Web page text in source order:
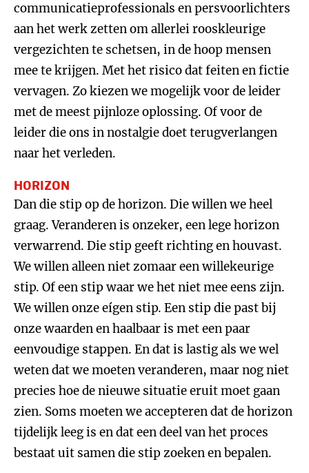
communicatieprofessionals en persvoorlichters
aan het werk zetten om allerlei rooskleurige
vergezichten te schetsen, in de hoop mensen
mee te krijgen. Met het risico dat feiten en fictie
vervagen. Zo kiezen we mogelijk voor de leider
met de meest pijnloze oplossing. Of voor de
leider die ons in nostalgie doet terugverlangen
naar het verleden.
HORIZON
Dan die stip op de horizon. Die willen we heel
graag. Veranderen is onzeker, een lege horizon
verwarrend. Die stip geeft richting en houvast.
We willen alleen niet zomaar een willekeurige
stip. Of een stip waar we het niet mee eens zijn.
We willen onze eígen stip. Een stip die past bij
onze waarden en haalbaar is met een paar
eenvoudige stappen. En dat is lastig als we wel
weten dat we moeten veranderen, maar nog niet
precies hoe de nieuwe situatie eruit moet gaan
zien. Soms moeten we accepteren dat de horizon
tijdelijk leeg is en dat een deel van het proces
bestaat uit samen die stip zoeken en bepalen.